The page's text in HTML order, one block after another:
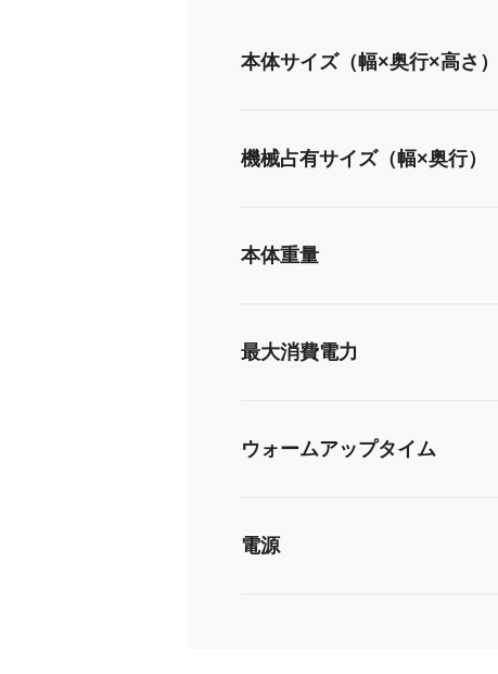
本体サイズ（幅×奥行×高さ）
機械占有サイズ（幅×奥行）
本体重量
最大消費電力
ウォームアップタイム
電源